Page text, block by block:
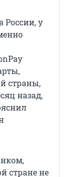
России, у
страны,
назад,
стране не